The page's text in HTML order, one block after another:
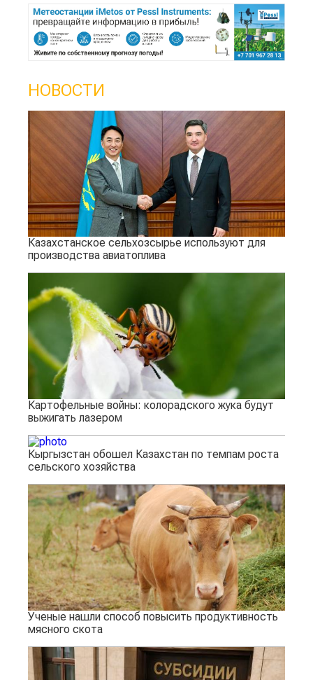
НОВОСТИ
Казахстанское сельхозсырье используют для
производства авиатоплива
Картофельные войны: колорадского жука будут
выжигать лазером
Кыргызстан обошел Казахстан по темпам роста
сельского хозяйства
Ученые нашли способ повысить продуктивность
мясного скота